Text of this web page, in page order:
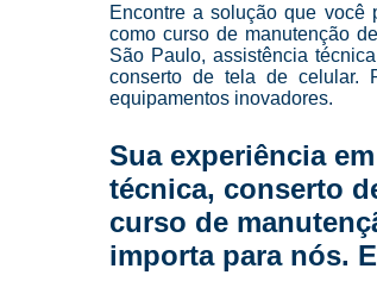
Encontre a solução que você
como curso de manutenção
São Paulo, assistência
conserto de tela de celular.
equipamentos inovadores.
Sua experiência
técnica, conserto
curso de
importa para nós.